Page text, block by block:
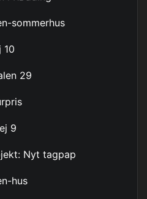
sommerhus
10
29
9
Nyt tagpap
hus